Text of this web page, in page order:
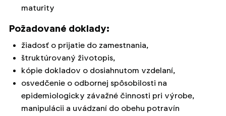
maturity
Požadované doklady:
žiadosť o prijatie do zamestnania,
štruktúrovaný životopis,
kópie dokladov o dosiahnutom vzdelaní,
osvedčenie o odbornej spôsobilosti na
epidemiologicky závažné činnosti pri výrobe,
manipulácii a uvádzaní do obehu potravín